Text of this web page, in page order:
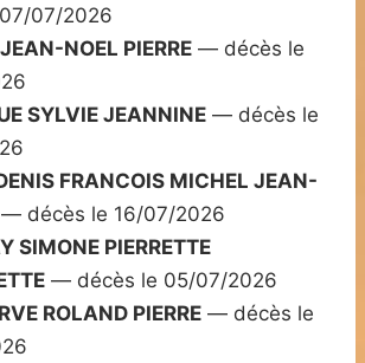
07/2026
NOEL PIERRE — décès le
SYLVIE JEANNINE — décès le
FRANCOIS MICHEL JEAN-
— décès le 16/07/2026
SIMONE PIERRETTE
— décès le 05/07/2026
ROLAND PIERRE — décès le